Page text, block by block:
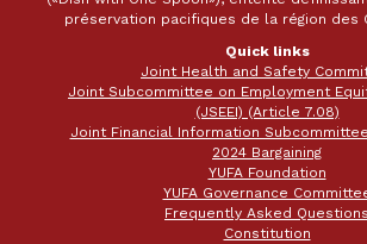
préservation pacifiques de la région des
Quick links
Joint Health and Safety
Joint Subcommittee on Employment
(JSEEI) (Article 7.08)
Joint Financial Information
2024 Bargaining
YUFA Foundation
YUFA Governance
Frequently Asked Questions
Constitution